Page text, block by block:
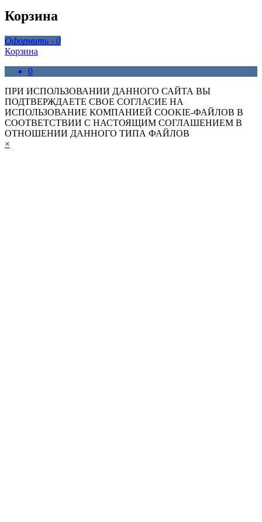
Корзина
Оформить - 0
Корзина
0
ПРИ ИСПОЛЬЗОВАНИИ ДАННОГО САЙТА ВЫ
ПОДТВЕРЖДАЕТЕ СВОЕ СОГЛАСИЕ НА
ИСПОЛЬЗОВАНИЕ КОМПАНИЕЙ COOKIE-ФАЙЛОВ В
СООТВЕТСТВИИ С НАСТОЯЩИМ СОГЛАШЕНИЕМ В
ОТНОШЕНИИ ДАННОГО ТИПА ФАЙЛОВ
×